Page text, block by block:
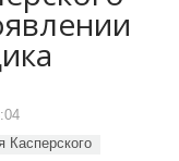
Касперского